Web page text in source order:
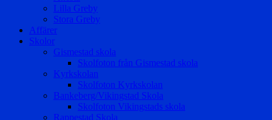
Lilla Greby
Stora Greby
Affärer
Skolor
Gismestad skola
Skolfoton från Gismestad skola
Kyrkskolan
Skolfoton Kyrkskolan
Bankeberg/Vikingstad Skola
Skolfoton Vikingstads skola
Rappestad Skola